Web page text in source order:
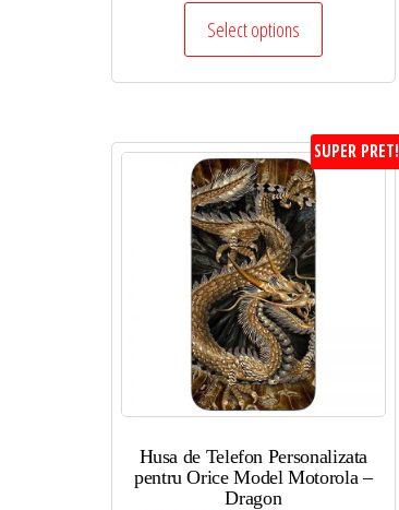
Select options
SUPER PRET!
Husa de Telefon Personalizata
pentru Orice Model Motorola –
Dragon